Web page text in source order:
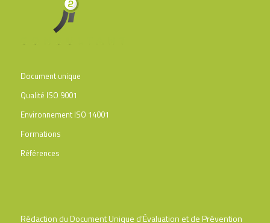
Document unique
Qualité ISO 9001
Environnement ISO 14001
Formations
Références
Rédaction du Document Unique d’Évaluation et de Prévention